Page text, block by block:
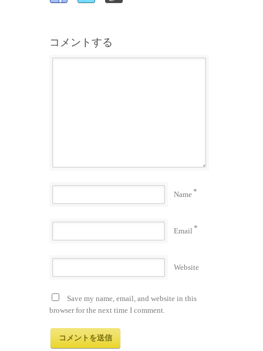
コメントする
Name*
Email *
Website
Save my name, email, and website in this
browser for the next time I comment.